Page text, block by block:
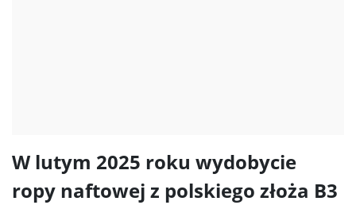
W lutym 2025 roku wydobycie
ropy naftowej z polskiego złoża B3